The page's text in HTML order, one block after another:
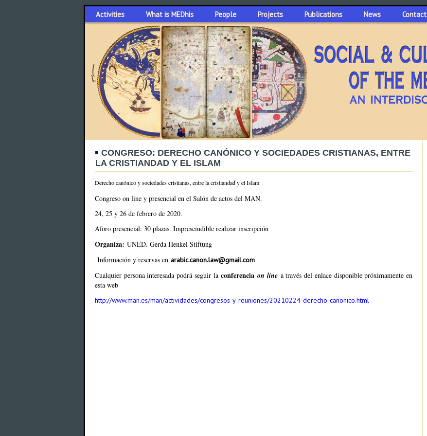
Activities What is MEDhis People Projects Publications News Contact
CONGRESO: DERECHO CANÓNICO Y SOCIEDADES CRISTIANAS, ENTRE
LA CRISTIANDAD Y EL ISLAM
Derecho canónico y sociedades cristianas, entre la cristiandad y el Islam
Congreso on line y presencial en el Salón de actos del MAN.
24, 25 y 26 de febrero de 2020.
Aforo presencial: 30 plazas. Imprescindible realizar inscripción
Organiza: UNED. Gerda Henkel Stiftung
Información y reservas en arabic.canon.law@gmail.com
Cualquier persona interesada podrá seguir laconferenciaon linea través del enlace disponible próximamente en
esta web
http://www.man.es/man/actividades/congresos-y-reuniones/20210224-derecho-canonico.html